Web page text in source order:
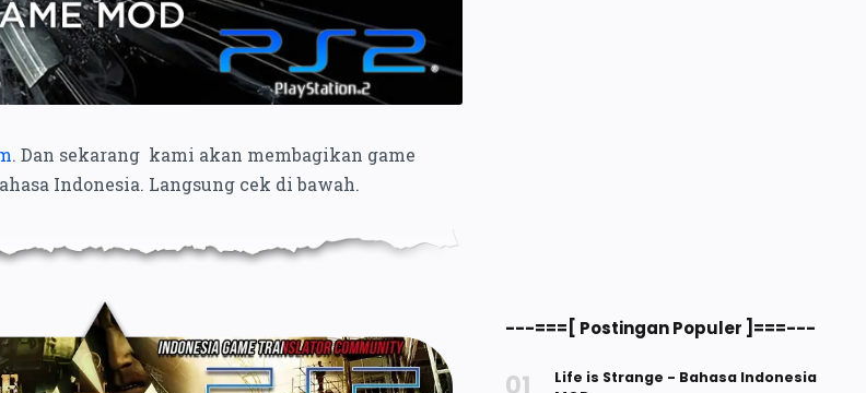
. Dan sekarang kami akan membagikan game
Indonesia. Langsung cek di bawah.
---===[ Postingan Populer ]===---
Life is Strange - Bahasa Indonesia